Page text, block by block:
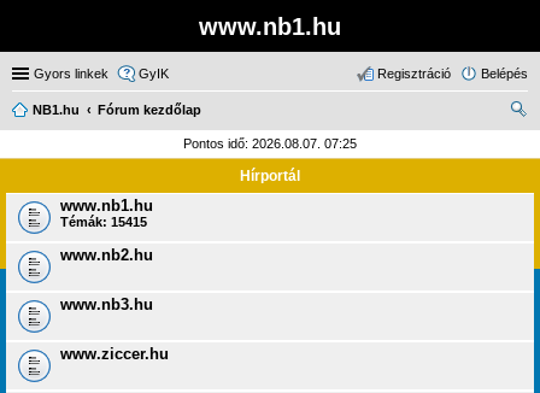
www.nb1.hu
Gyors linkek GyIK Belépés
Regisztráció
NB1.hu
Fórum kezdőlap
s
Pontos idő: 2026.08.07. 07:25
Hírportál
www.nb1.hu
Témák: 15415
www.nb2.hu
www.nb3.hu
www.ziccer.hu